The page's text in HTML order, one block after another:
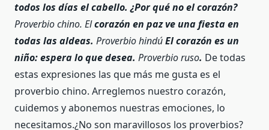
todos los días el cabello. ¿Por qué no el corazón?
Proverbio chino. Elcorazón en paz ve una fiesta en
todas las aldeas. Proverbio hindúEl corazón es un
niño: espera lo que desea. Proverbio ruso. De todas
estas expresiones las que más me gusta es el
proverbio chino. Arreglemos nuestro corazón,
cuidemos y abonemos nuestras emociones, lo
necesitamos.¿No son maravillosos los proverbios?